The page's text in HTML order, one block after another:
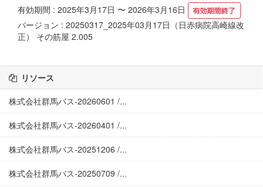
有効期間 : 2025年3月17日 〜 2026年3月16日
バージョン : 20250317_2025年03月17日（日赤病院高崎線改
正） その筋屋 2.005
リソース
株式会社群馬バス-20260601 /...
株式会社群馬バス-20260401 /...
株式会社群馬バス-20251206 /...
株式会社群馬バス-20250709 /...